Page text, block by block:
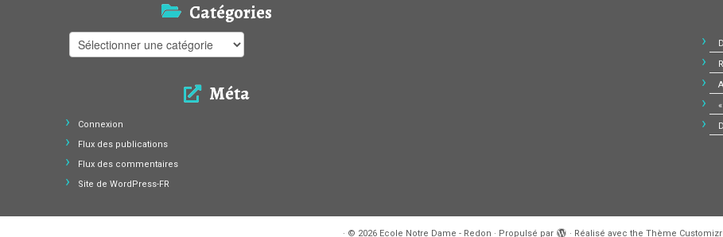
Catégories
Catégories
Méta
Connexion
Flux des publications
Flux des commentaires
Site de WordPress-FR
· © 2026 Ecole Notre Dame - Redon · Propulsé par · Réalisé avec the Thème Customizr